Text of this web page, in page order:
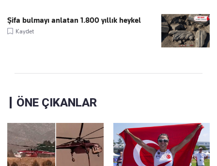
Şifa bulmayı anlatan 1.800 yıllık heykel
Kaydet
ÖNE ÇIKANLAR